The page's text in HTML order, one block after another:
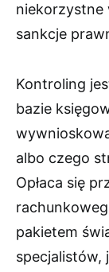
niekorzystne
sankcje
Kontroling
bazie
albo czego
Opłaca się
pakietem
specjalistów,